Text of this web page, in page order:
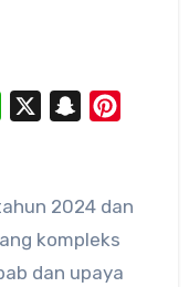
WhatsApp Snapchat
kompleks
dan upaya